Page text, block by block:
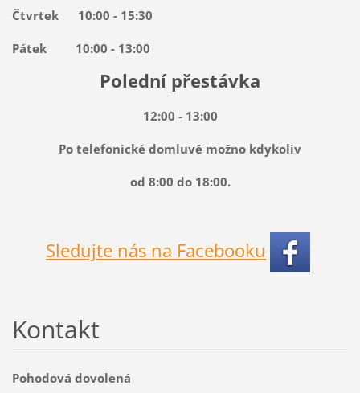
Čtvrtek 10:00 - 15:30
Pátek 10:00 - 13:00
Polední přestávka
12:00 - 13:00
Po telefonické domluvě možno kdykoliv
od 8:00 do 18:00.
Sledujte nás na Facebooku
Kontakt
Pohodová dovolená